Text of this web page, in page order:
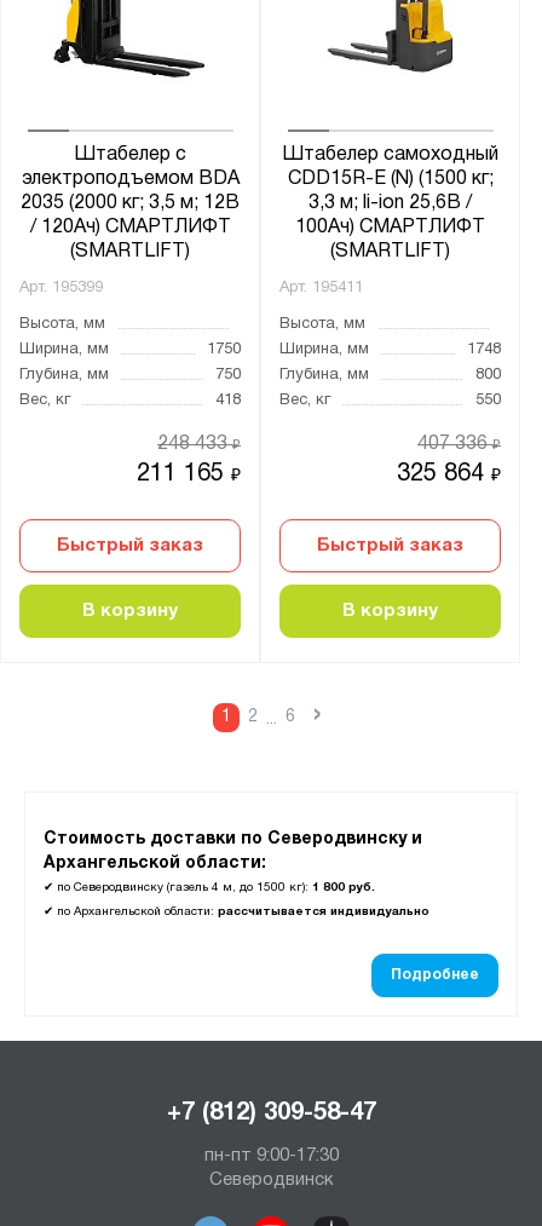
Стоимость доставки по Северодвинску и
Архангельской области:
✔ по Северодвинску (газель 4 м, до 1500 кг): 1 800 руб.
✔ по Архангельской области: рассчитывается индивидуально
Подробнее
Штабелер с
электроподъемом BDA
2035 (2000 кг; 3,5 м; 12В
/ 120Ач) СМАРТЛИФТ
(SMARTLIFT)
Арт. 195399
Высота, мм
Ширина, мм
1750
Глубина, мм
750
Вес, кг
418
211 165₽
248 433₽
Быстрый заказ
В корзину
Штабелер самоходный
CDD15R-E (N) (1500 кг;
3,3 м; li-ion 25,6В /
100Ач) СМАРТЛИФТ
(SMARTLIFT)
Арт. 195411
Высота, мм
Ширина, мм
1748
Глубина, мм
800
Вес, кг
550
325 864₽
407 336₽
Быстрый заказ
В корзину
1 2 ... 6 ›
+7 (812) 309-58-47
пн-пт 9:00-17:30
Северодвинск